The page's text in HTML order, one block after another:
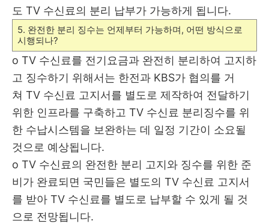
도 TV 수신료의 분리 납부가 가능하게 됩니다.
5. 완전한 분리 징수는 언제부터 가능하며, 어떤 방식으로
시행되나?
o TV 수신료를 전기요금과 완전히 분리하여 고지하
고 징수하기 위해서는 한전과 KBS가 협의를 거
쳐 TV 수신료 고지서를 별도로 제작하여 전달하기
위한 인프라를 구축하고 TV 수신료 분리징수를 위
한 수납시스템을 보완하는 데 일정 기간이 소요될
것으로 예상됩니다.
o TV 수신료의 완전한 분리 고지와 징수를 위한 준
비가 완료되면 국민들은 별도의 TV 수신료 고지서
를 받아 TV 수신료를 별도로 납부할 수 있게 될 것
으로 전망됩니다.